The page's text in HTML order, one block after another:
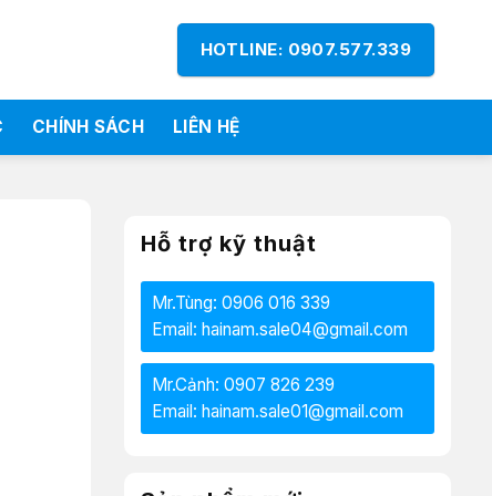
HOTLINE: 0907.577.339
CHÍNH SÁCH LIÊN HỆ
Hỗ trợ kỹ thuật
Mr.Tùng: 0906 016 339
Email: hainam.sale04@gmail.com
Mr.Cảnh: 0907 826 239
Email: hainam.sale01@gmail.com